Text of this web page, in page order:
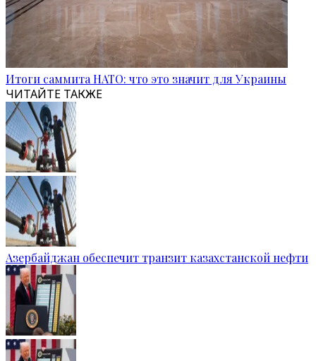
Итоги саммита НАТО: что это значит для Украины
ЧИТАЙТЕ ТАКЖЕ
Азербайджан обеспечит транзит казахстанской нефти